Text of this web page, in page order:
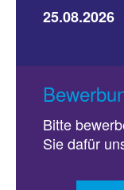
25.08.2026
Bitte
Sie dafür